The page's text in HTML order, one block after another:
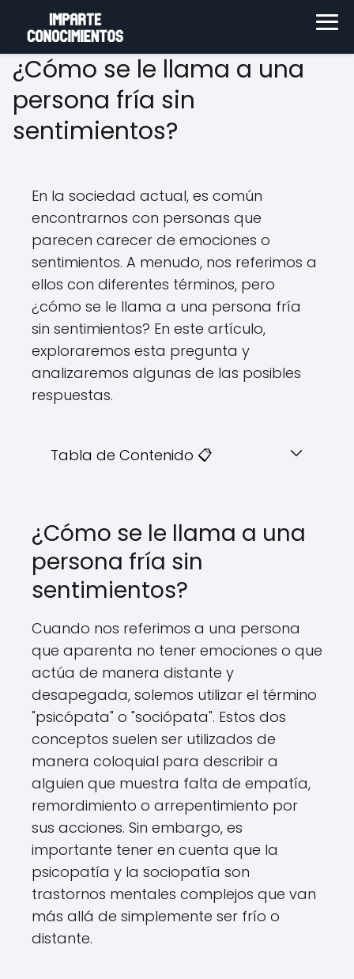
¿Cómo se le llama a una
persona fría sin
sentimientos?
En la sociedad actual, es común
encontrarnos con personas que
parecen carecer de emociones o
sentimientos. A menudo, nos referimos a
ellos con diferentes términos, pero
¿cómo se le llama a una persona fría
sin sentimientos? En este artículo,
exploraremos esta pregunta y
analizaremos algunas de las posibles
respuestas.
Tabla de Contenido 📋
¿Cómo se le llama a una
persona fría sin
sentimientos?
Cuando nos referimos a una persona
que aparenta no tener emociones o que
actúa de manera distante y
desapegada, solemos utilizar el término
"psicópata" o "sociópata". Estos dos
conceptos suelen ser utilizados de
manera coloquial para describir a
alguien que muestra falta de empatía,
remordimiento o arrepentimiento por
sus acciones. Sin embargo, es
importante tener en cuenta que la
psicopatía y la sociopatía son
trastornos mentales complejos que van
más allá de simplemente ser frío o
distante.